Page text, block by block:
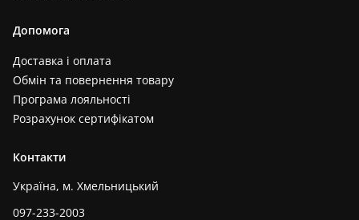
Допомога
Доставка і оплата
Обмін та повернення товару
Програма лояльності
Розрахунок сертифікатом
Контакти
Україна, м. Хмельницький
097-233-2003